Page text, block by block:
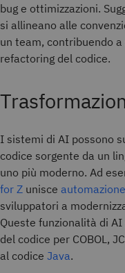
bug e ottimizzazioni.
si allineano alle
un team, contribuendo
refactoring del codice.
I sistemi di AI possono
codice sorgente da un
uno più moderno. Ad
for Z unisce automazione
sviluppatori a
Queste funzionalità di
del codice per COBOL,
al codice Java.